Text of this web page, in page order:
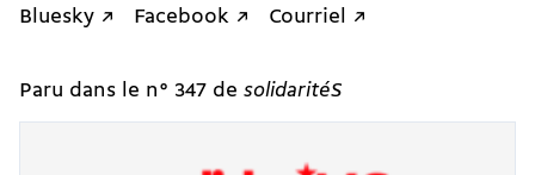
Bluesky ↗
Facebook ↗ Courriel ↗
Paru dans le n° 347 de solidaritéS